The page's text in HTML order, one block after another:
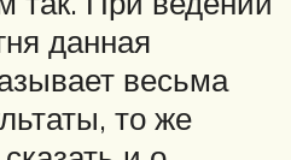
данная
весьма
то же